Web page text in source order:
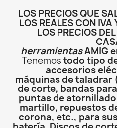
LOS PRECIOS QUE
LOS REALES CON IVA
LOS PRECIOS
herramientasAMIG
Tenemos todo tipo
accesorios
máquinas de
de corte, bandas
puntas de
martillo, repuestos
corona, etc., para